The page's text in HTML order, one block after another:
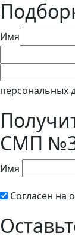
Имя
персональных
СМП
Имя
Согласен на